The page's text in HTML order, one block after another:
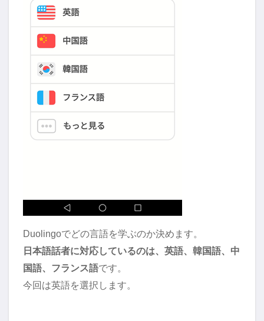
Duolingoでどの言語を学ぶのか決めます。
日本語話者に対応しているのは、英語、韓国語、中
国語、フランス語です。
今回は英語を選択します。